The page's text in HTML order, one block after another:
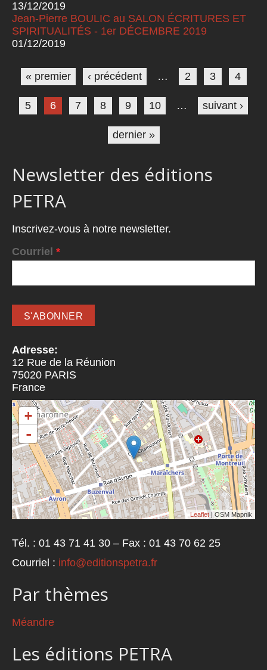
13/12/2019
Jean-Pierre BOULIC au SALON ÉCRITURES ET
SPIRITUALITÉS - 1er DÉCEMBRE 2019
01/12/2019
Pages
« premier ‹ précédent … 2 3 4
5 6 7 8 9 10 … suivant ›
dernier »
Newsletter des éditions
PETRA
Inscrivez-vous à notre newsletter.
Courriel *
Adresse:
12 Rue de la Réunion
75020 PARIS
France
+
-
Leaflet | OSM Mapnik
Tél. : 01 43 71 41 30 – Fax : 01 43 70 62 25
Courriel : info@editionspetra.fr
Par thèmes
Méandre
Les éditions PETRA